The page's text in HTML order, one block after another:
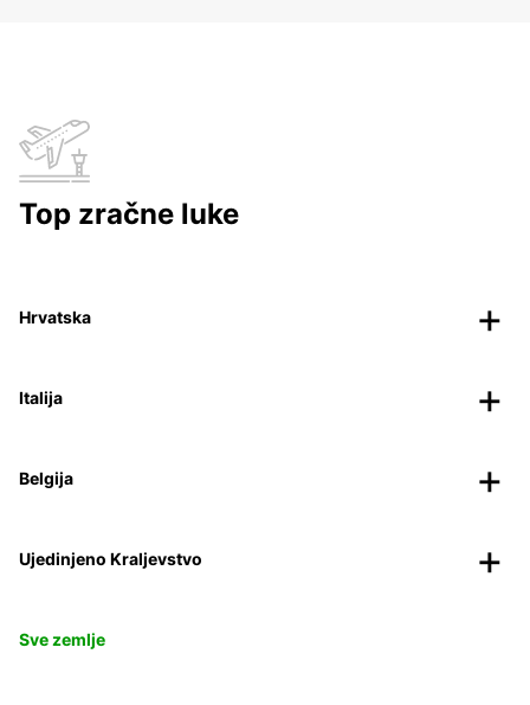
Top zračne luke
Hrvatska
Italija
Belgija
Ujedinjeno Kraljevstvo
Sve zemlje